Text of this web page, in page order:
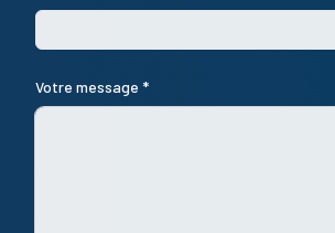
Votre message *